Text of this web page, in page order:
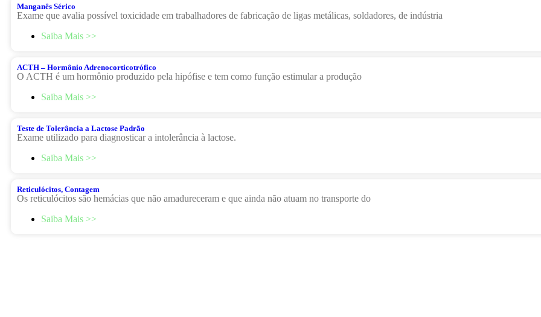
Manganês Sérico
Exame que avalia possível toxicidade em trabalhadores de fabricação de ligas metálicas, soldadores, de indústria
Saiba Mais >>
ACTH – Hormônio Adrenocorticotrófico
O ACTH é um hormônio produzido pela hipófise e tem como função estimular a produção
Saiba Mais >>
Teste de Tolerância a Lactose Padrão
Exame utilizado para diagnosticar a intolerância à lactose.
Saiba Mais >>
Reticulócitos, Contagem
Os reticulócitos são hemácias que não amadureceram e que ainda não atuam no transporte do
Saiba Mais >>